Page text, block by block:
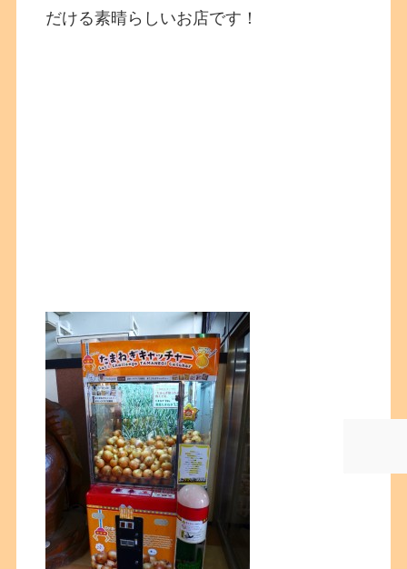
だける素晴らしいお店です！